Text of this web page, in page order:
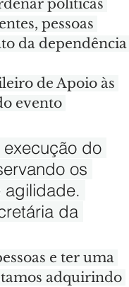
políticas
pessoas
da dependência
de Apoio às
evento
execução do
os
agilidade.
da
e ter uma
adquirindo